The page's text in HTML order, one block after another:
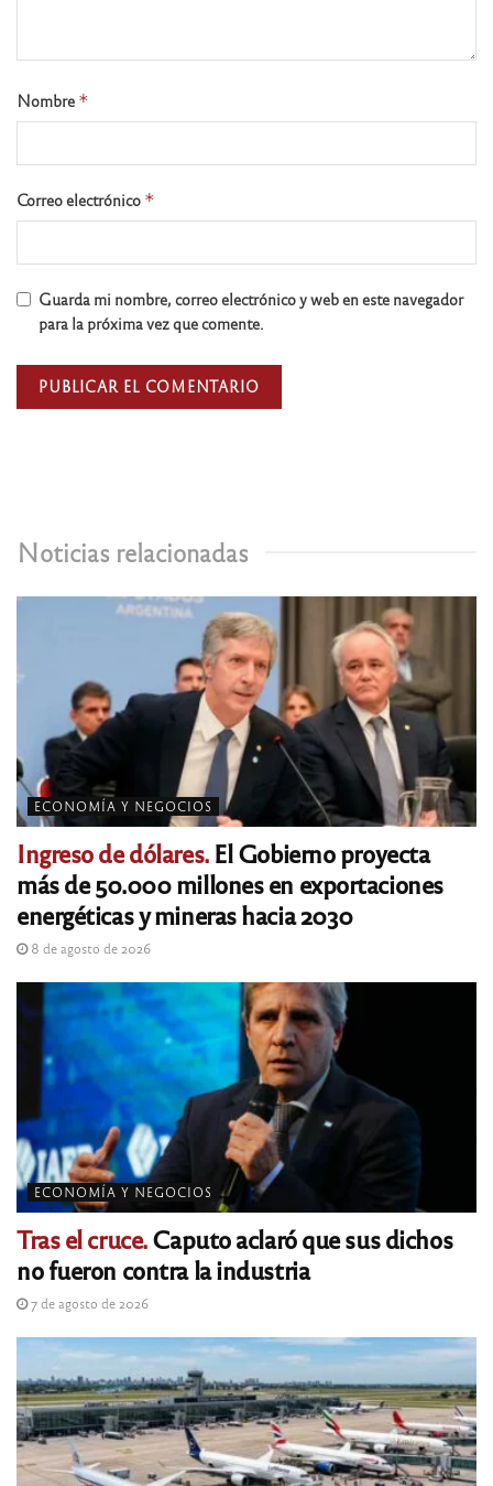
Noticias relacionadas
ECONOMÍA Y NEGOCIOS
Ingreso de dólares.El Gobierno proyecta
más de 50.000 millones en exportaciones
energéticas y mineras hacia 2030
8 de agosto de 2026
ECONOMÍA Y NEGOCIOS
Tras el cruce.Caputo aclaró que sus dichos
no fueron contra la industria
7 de agosto de 2026
Nombre *
Correo electrónico *
Guarda mi nombre, correo electrónico y web en este navegador
para la próxima vez que comente.